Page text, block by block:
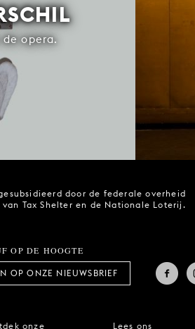
opera.
door de federale overheid
Tax Shelter en de Nationale Loterij.
OP DE HOOGTE
OP ONZE NIEUWSBRIEF
onze Lees ons